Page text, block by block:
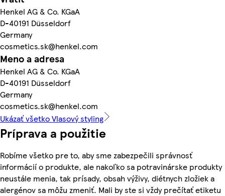
Henkel AG & Co. KGaA
D-40191 Düsseldorf
Germany
cosmetics.sk@henkel.com
Meno a adresa
Henkel AG & Co. KGaA
D-40191 Düsseldorf
Germany
cosmetics.sk@henkel.com
Ukázať všetko Vlasový styling
Príprava a použitie
Robíme všetko pre to, aby sme zabezpečili správnosť
informácií o produkte, ale nakoľko sa potravinárske produkty
neustále menia, tak prísady, obsah výživy, diétnych zložiek a
alergénov sa môžu zmeniť. Mali by ste si vždy prečítať etiketu